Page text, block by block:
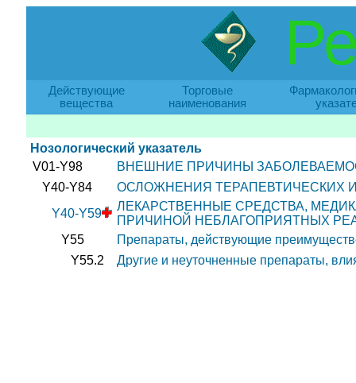
Действующие
вещества
Торговые
наименования
Нозологический указатель
V01-Y98
ВНЕШНИЕ ПРИЧИНЫ
Y40-Y84
ОСЛОЖНЕНИЯ ТЕРАПЕВТИЧЕСКИХ
Y40-Y59
ЛЕКАРСТВЕННЫЕ СРЕДСТВА,
ПРИЧИНОЙ НЕБЛАГОПРИЯТНЫХ
Y55
Препараты, действующие
Y55.2
Другие и неуточненные препараты,